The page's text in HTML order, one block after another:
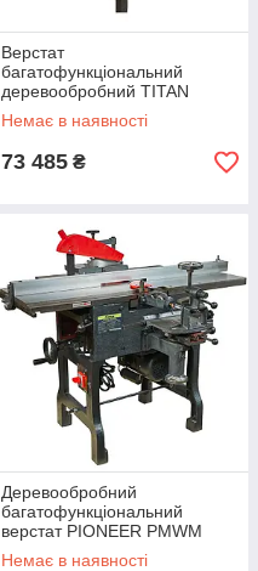
Верстат
багатофункціональний
деревообробний ТITAN
PMWM 16
Немає в наявності
73 485 ₴
Деревообробний
багатофункціональний
верстат PIONEER PMWM
12Ai
Немає в наявності